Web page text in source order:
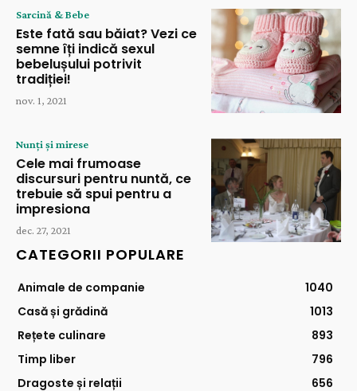
Sarcină & Bebe
Este fată sau băiat? Vezi ce
semne îți indică sexul
bebelușului potrivit
tradiției!
nov. 1, 2021
Nunți și mirese
Cele mai frumoase
discursuri pentru nuntă, ce
trebuie să spui pentru a
impresiona
dec. 27, 2021
CATEGORII POPULARE
Animale de companie
1040
Casă și grădină
1013
Rețete culinare
893
Timp liber
796
Dragoste și relații
656